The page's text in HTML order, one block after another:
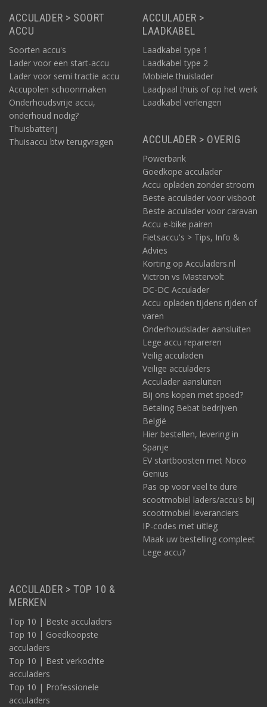
ACCULADER > SOORT
ACCU
Soorten accu's
Lader voor een start-accu
Lader voor semi tractie accu
Accupolen schoonmaken
Onderhoudsvrije accu,
onderhoud nodig?
Thuisbatterij
Thuisaccu btw terugvragen
ACCULADER >
LAADKABEL
Laadkabel type 1
Laadkabel type 2
Mobiele thuislader
Laadpaal thuis of op het werk
Laadkabel verlengen
ACCULADER > OVERIG
Powerbank
Goedkope acculader
Accu opladen zonder stroom
Beste acculader voor visboot
Beste acculader voor caravan
Accu e-bike pairen
Fietsaccu's > Tips, Info &
Advies
Korting op Acculaders.nl
Victron vs Mastervolt
DC-DC Acculader
Accu opladen tijdens rijden of
varen
Onderhoudslader aansluiten
Lege accu repareren
Veilig acculaden
Veilige acculaders
Acculader aansluiten
Bij ons kopen met spoed?
Betaling Bebat bedrijven
België
Hier bestellen, levering in
Spanje
EV startboosten met Noco
Genius
Pas op voor veel te dure
scootmobiel laders/accu's bij
scootmobiel leveranciers
IP-codes met uitleg
Maak uw bestelling compleet
Lege accu?
ACCULADER > TOP 10 &
MERKEN
Top 10 | Beste acculaders
Top 10 | Goedkoopste
acculaders
Top 10 | Best verkochte
acculaders
Top 10 | Professionele
acculaders